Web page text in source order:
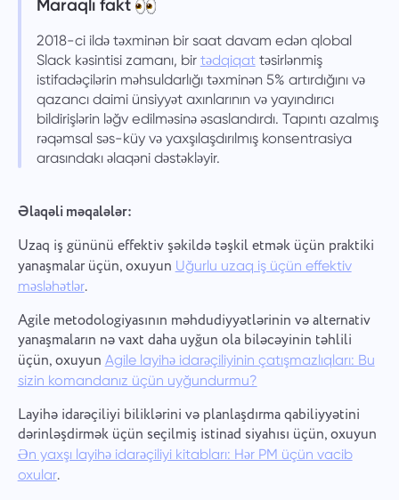
Maraqlı fakt
2018-ci ildə təxminən bir saat davam edən qlobal
Slack kəsintisi zamanı, bir tədqiqattəsirlənmiş
istifadəçilərin məhsuldarlığı təxminən 5% artırdığını və
qazancı daimi ünsiyyət axınlarının və yayındırıcı
bildirişlərin ləğv edilməsinə əsaslandırdı. Tapıntı azalmış
rəqəmsal səs-küy və yaxşılaşdırılmış konsentrasiya
arasındakı əlaqəni dəstəkləyir.
Əlaqəli məqalələr:
Uzaq iş gününü effektiv şəkildə təşkil etmək üçün praktiki
yanaşmalar üçün, oxuyun Uğurlu uzaq iş üçün effektiv
məsləhətlər.
Agile metodologiyasının məhdudiyyətlərinin və alternativ
yanaşmaların nə vaxt daha uyğun ola biləcəyinin təhlili
üçün, oxuyun Agile layihə idarəçiliyinin çatışmazlıqları: Bu
sizin komandanız üçün uyğundurmu?
Layihə idarəçiliyi biliklərini və planlaşdırma qabiliyyətini
dərinləşdirmək üçün seçilmiş istinad siyahısı üçün, oxuyun
Ən yaxşı layihə idarəçiliyi kitabları: Hər PM üçün vacib
oxular.